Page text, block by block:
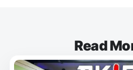
Read